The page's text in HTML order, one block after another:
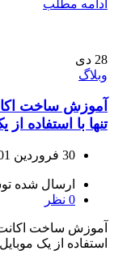
ادامه مطلب
28 دی
وبلاگ
آموزش ساخت
تنها با استفاده از یک
30 فروردین 1401
ارسال شده
0 نظر
آموزش ساخت اکانت
استفاده از یک موبایل در 5 مرحله به منظور ساده